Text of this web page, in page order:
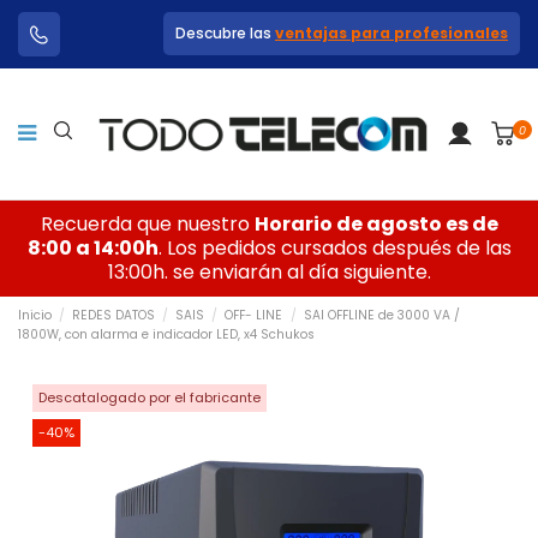
Descubre las ventajas para profesionales
0
Recuerda que nuestro Horario de agosto es de
8:00 a 14:00h. Los pedidos cursados después de las
13:00h. se enviarán al día siguiente.
Inicio REDES DATOS SAIS OFF- LINE
SAI OFFLINE de 3000 VA /
1800W, con alarma e indicador LED, x4 Schukos
Descatalogado por el fabricante
-40%